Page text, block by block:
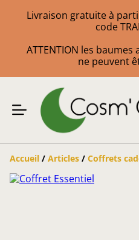
Livraison gratuite à
code
ATTENTION les
ne peuvent
Accueil / Articles / Coffrets